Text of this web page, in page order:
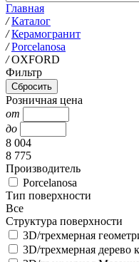
Главная
/ Каталог
/ Керамогранит
/ Porcelanosa
/ OXFORD
Фильтр
Розничная цена
от
до
8 004
8 775
Производитель
Porcelanosa
Тип поверхности
Все
Структура поверхности
3D/трехмерная
3D/трехмерная дерево